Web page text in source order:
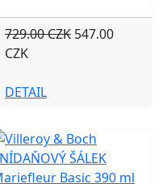
729.00 CZK 547.00
CZK
DETAIL